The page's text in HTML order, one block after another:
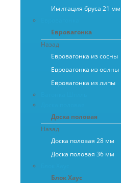
Имитация бруса 21 мм
Евровагонка
Назад
Евровагонка из сосны
Евровагонка из осины
Евровагонка из липы
Доска половая
Назад
Доска половая 28 мм
Доска половая 36 мм
Блок Хаус